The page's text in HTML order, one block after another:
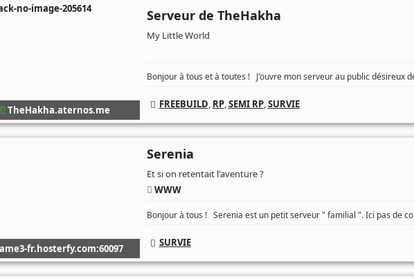
TheHakha.aternos.me
Serveur de TheHakha
My Little World
Bonjour à tous et à toutes ! J'ouvre mon serveur au public désireux
FREEBUILD, RP,SEMI RP,SURVIE
fr.hosterfy.com:60097
Serenia
Et si on retentait l'aventure ?
WWW
Bonjour à tous ! Serenia est un petit serveur " familial ". Ici pas de
SURVIE